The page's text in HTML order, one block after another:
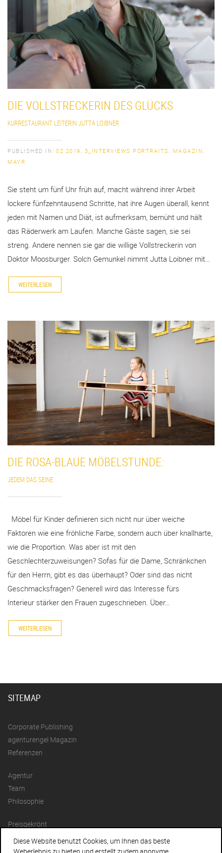
DIE VOLLSTRECKERIN DES GLÜCKS
KURRESTAURANT LEITERIN JUTTA LOIBNER
PUBLISHED IN: 02 2019 3_INTERVIEWS PORTRAITS MAGAZIN
MAYR
Sie steht um fünf Uhr früh auf, macht während ihrer Arbeit
lockere fünfzehntausend Schritte, hat ihre Augen überall, kennt
jeden mit Namen und Diät, ist aufmerksam, bemüht und hält
das Räderwerk am Laufen. Manche Gäste sagen, sie sei
streng. Andere nennen sie gar die willige Vollstreckerin von
Doktor Moosburger. Solch Gemunkel nimmt Jutta Loibner mit…
WEITERLESEN
DIE ROSA-BLAUE MÖBELSTUNDE:
JEDEM DAS SEINE
Möbel für Kinder definieren sich nicht nur über weiche
Faktoren wie eine fröhliche Farbe, sondern auch über knallharte,
wie die Proportion. Was aber ist mit den
Geschlechterzuweisungen? Sofas für die Dame, Schränkchen
für den Herrn, gibt es das überhaupt? Oder sind das nicht
Geschmacksfragen? Generell wird das Interesse fürs
Interieur stärker den Frauen zugeschrieben. Über…
WEITERLESEN
SITEMAP
Corporate Publishing
agenturengel Magazin
Referenzen
Agentur
Team
Philosophie
Preisgekrönt
Statements
Jobs
Diese Website benutzt Cookies, um Ihnen das beste
Weberlebnis zu bieten und erstellt zudem anonyme